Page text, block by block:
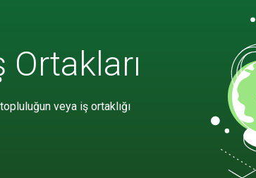
veya iş ortaklığı